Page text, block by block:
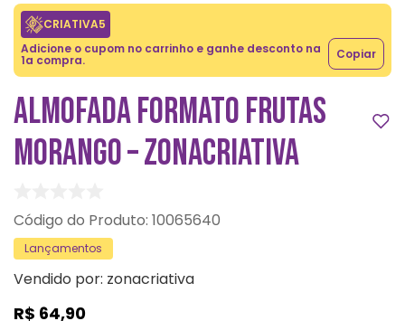
CRIATIVA5
Adicione o cupom no carrinho e ganhe desconto na
1a compra. Copiar
ALMOFADA FORMATO FRUTAS
MORANGO – ZONACRIATIVA
: 10065640
Lançamentos
Vendido por: zonacriativa
R$ 64,90